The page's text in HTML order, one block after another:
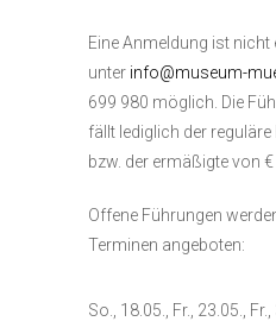
Eine Anmeldung ist
unter info@museum-
699 980 möglich. Die
fällt lediglich der
bzw. der ermäßigte von €
Offene Führungen
Terminen angeboten:
So., 18.05., Fr., 23.05., Fr.,